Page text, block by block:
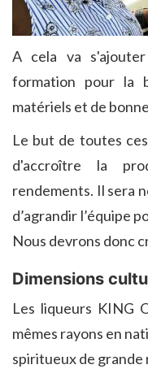
A cela va
formation pour la
matériels et de
Le but de toutes
d'accroître la
rendements. Il sera
d’agrandir l’équipe
Nous devrons donc
Dimensions
Les liqueurs KING
mêmes rayons en
spiritueux de grande